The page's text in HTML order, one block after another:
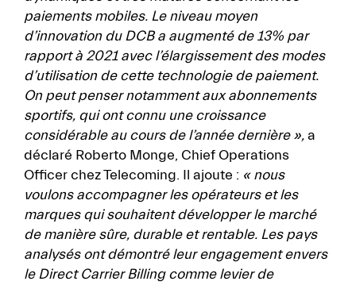
paiements mobiles. Le niveau moyen
d’innovation du DCB a augmenté de 13% par
rapport à 2021 avec l’élargissement des modes
d’utilisation de cette technologie de paiement.
On peut penser notamment aux abonnements
sportifs, qui ont connu une croissance
considérable au cours de l’année dernière »,a
déclaré Roberto Monge, Chief Operations
Officer chez Telecoming. Il ajoute : « nous
voulons accompagner les opérateurs et les
marques qui souhaitent développer le marché
de manière sûre, durable et rentable. Les pays
analysés ont démontré leur engagement envers
le Direct Carrier Billing comme levier de